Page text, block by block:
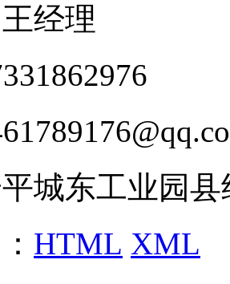
经理
城东工业园县
HTML XML